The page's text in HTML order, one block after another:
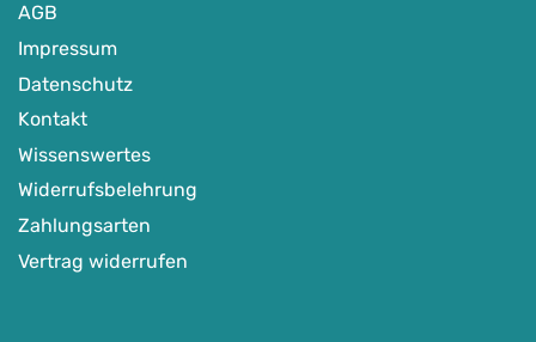
AGB
Impressum
Datenschutz
Kontakt
Wissenswertes
Widerrufsbelehrung
Zahlungsarten
Vertrag widerrufen